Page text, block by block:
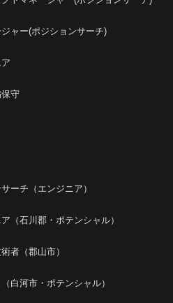
ャー(ポジションサーチ)
保守
ーチ（エンジニア）
（石川郡・ポテンシャル）
者（郡山市）
白河市・ポテンシャル）